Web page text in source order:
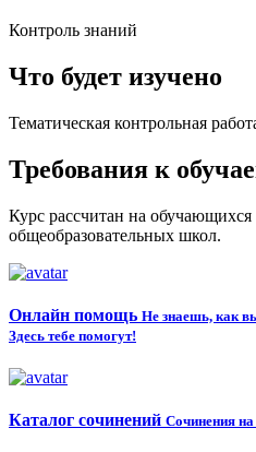
Контроль знаний
Что будет изучено
Тематическая контрольная
Требования к
Курс рассчитан на обучающихся
общеобразовательных школ.
Онлайн помощь Не знаешь, как
Здесь тебе помогут!
Каталог сочинений Сочинения